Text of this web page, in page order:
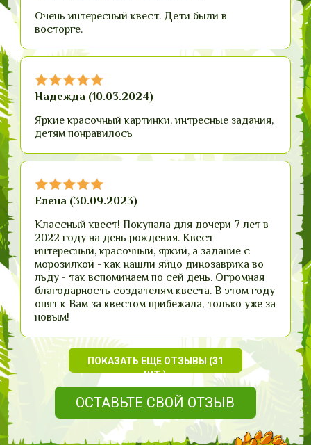
Очень интересный квест. Дети были в
восторге.
Надежда (10.03.2024)
Яркие красочный картинки, интресные задания,
детям понравилось
Елена (30.09.2023)
Классный квест! Покупала для дочери 7 лет в
2022 году на день рождения. Квест
интересный, красочный, яркий, а задание с
морозилкой - как нашли яйцо динозаврика во
льду - так вспоминаем по сей день. Огромная
благодарность создателям квеста. В этом году
опят к Вам за квестом прибежала, только уже за
новым!
ПОКАЗАТЬ ЕЩЕ ОТЗЫВЫ (31
ШТ.)
ОСТАВЬТЕ СВОЙ ОТЗЫВ